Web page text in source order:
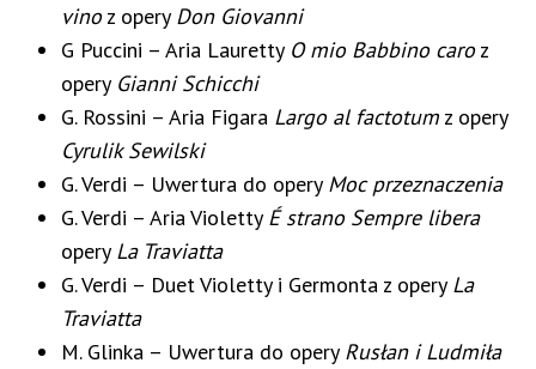
vinoz opery Don Giovanni
G Puccini – Aria Lauretty O mio Babbino caroz
opery Gianni Schicchi
G. Rossini – Aria Figara Largo al factotum z opery
Cyrulik Sewilski
G. Verdi – Uwertura do opery Moc przeznaczenia
G. Verdi – Aria Violetty É strano Sempre libera
opery La Traviatta
G. Verdi – Duet Violetty i Germonta z opery La
Traviatta
M. Glinka – Uwertura do opery Rusłan i Ludmiła